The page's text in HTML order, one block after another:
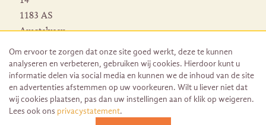
1183 AS
Amstelveen
Herroeping
bestelling
Om ervoor te zorgen dat onze site goed werkt, deze te kunnen
analyseren en verbeteren, gebruiken wij cookies. Hierdoor kunt u
informatie delen via social media en kunnen we de inhoud van de site
en advertenties afstemmen op uw voorkeuren. Wilt u liever niet dat
wij cookies plaatsen, pas dan uw instellingen aan of klik op weigeren.
Lees ook ons privacystatement.